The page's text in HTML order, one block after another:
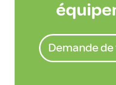
Demande